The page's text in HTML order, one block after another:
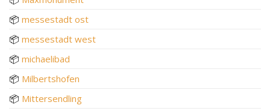
📦 messestadt ost
📦 messestadt west
📦 michaelibad
📦 Milbertshofen
📦 Mittersendling